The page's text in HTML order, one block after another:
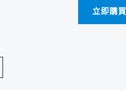
立即購買